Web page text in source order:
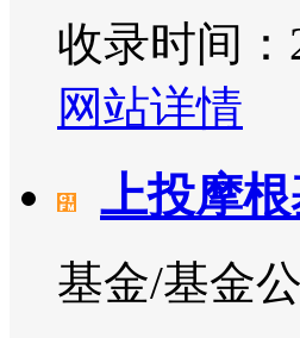
收录时间：
网站详情
上投摩
基金/基金